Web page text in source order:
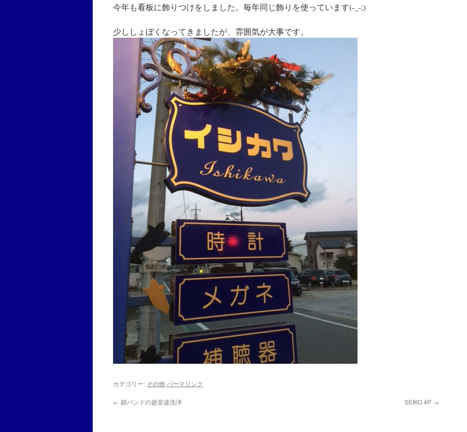
今年も看板に飾りつけをしました。毎年同じ飾りを使っています(-_-;)
少ししょぼくなってきましたが、雰囲気が大事です。
カテゴリー: その他 パーマリンク
← 鎖バンドの超音波洗浄 SEIKO 4P →